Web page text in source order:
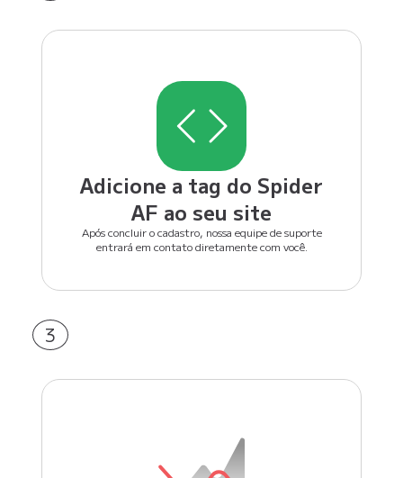
3
Adicione a tag do Spider
AF ao seu site
Após concluir o cadastro, nossa equipe de suporte
entrará em contato diretamente com você.